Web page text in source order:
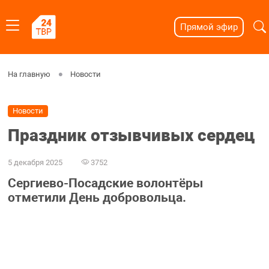
Прямой эфир
На главную Новости
Новости
Праздник отзывчивых сердец
5 декабря 2025 3752
Сергиево-Посадские волонтёры
отметили День добровольца.